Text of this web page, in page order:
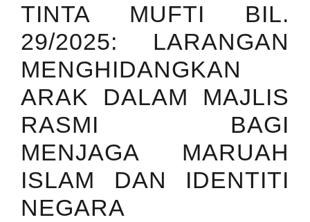
TINTA MUFTI BIL.
29/2025: LARANGAN
MENGHIDANGKAN
ARAK DALAM MAJLIS
RASMI BAGI
MENJAGA MARUAH
ISLAM DAN IDENTITI
NEGARA